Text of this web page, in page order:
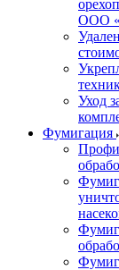
ООО
Уход
Фумигация